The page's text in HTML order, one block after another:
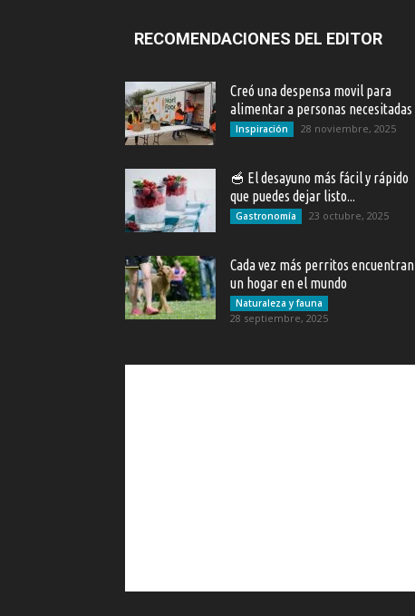
RECOMENDACIONES DEL EDITOR
Creó una despensa movil para
alimentar a personas necesitadas
Inspiración 28 noviembre, 2025
🥣 El desayuno más fácil y rápido
que puedes dejar listo...
Gastronomía 23 octubre, 2025
Cada vez más perritos encuentran
un hogar en el mundo
Naturaleza y fauna
28 septiembre, 2025